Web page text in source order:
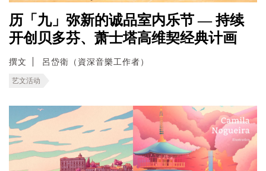
历「九」弥新的诚品室内乐节 — 持续
开创贝多芬、萧士塔高维契经典计画
撰文 呂岱衛（資深音樂工作者）
艺文活动